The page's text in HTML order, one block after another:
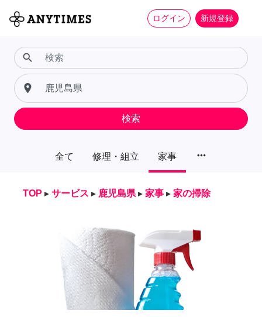
ログイン 新規登録
全て 修理・組立 家事 more_horiz
search
place
検索
TOP ▸ サービス ▸ 鹿児島県 ▸ 家事 ▸ 家の掃除